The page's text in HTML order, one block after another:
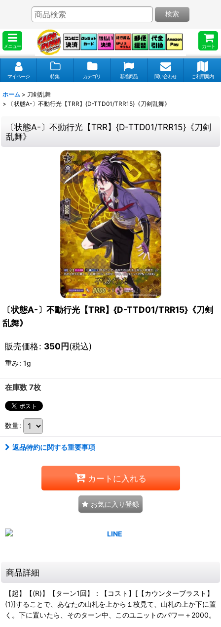
メニュー カート
検索
マイページ 特集 カテゴリ 新着商品 問い合わせ ご利用案内
ホーム > 刀剣乱舞
>
〔状態A-〕不動行光【TRR】{D-TTD01/TRR15}《刀剣乱舞》
〔状態A-〕不動行光【TRR】{D-TTD01/TRR15}《刀剣
乱舞》
〔状態A-〕不動行光【TRR】{D-TTD01/TRR15}《刀剣
乱舞》
販売価格: 350円(税込)
重み: 1g
在庫数 7枚
数量:
返品特約に関する重要事項
カートに入れる
お気に入り登録
商品詳細
【起】【(R)】【ターン1回】：【コスト】[【カウンターブラスト】
(1)]することで、あなたの山札を上から１枚見て、山札の上か下に置
く。下に置いたら、そのターン中、このユニットのパワー＋2000。